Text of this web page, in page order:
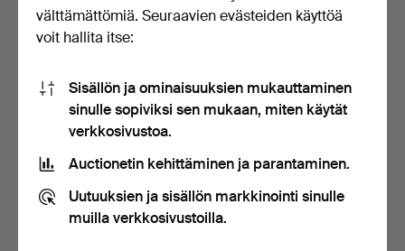
Tarjoushistoria
29 loka, 15:14 5 373 USD
29 loka, 15:14 5 252 USD
Näytä kaikki 50 tarjousta
välttämättömiä. Seuraavien evästeiden käyttöä
voit hallita itse:
Sisällön ja ominaisuuksien mukauttaminen
sinulle sopiviksi sen mukaan, miten käytät
verkkosivustoa.
Auctionetin kehittäminen ja parantaminen.
Uutuuksien ja sisällön markkinointi sinulle
muilla verkkosivustoilla.